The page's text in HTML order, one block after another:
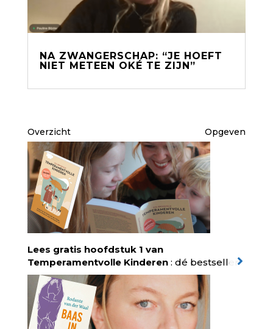
NA ZWANGERSCHAP: “JE HOEFT
NIET METEEN OKÉ TE ZIJN”
Overzicht Opgeven
Lees gratis hoofdstuk 1 van
Temperamentvolle Kinderen : dé bestseller
van pedagoog Eva Bronsveld. In het boek
Temperamentvolle kinderen vind je 25 jaar
aan kennis en ervaring. Met ruim 50.000
verkochte exemplaren met recht een
bestseller, waarmee Eva veel gezinnen heeft